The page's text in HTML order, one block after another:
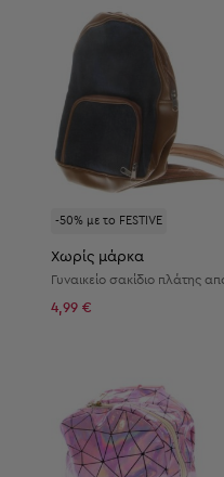
-50% με το FESTIVE
Χωρίς μάρκα
4,99 €